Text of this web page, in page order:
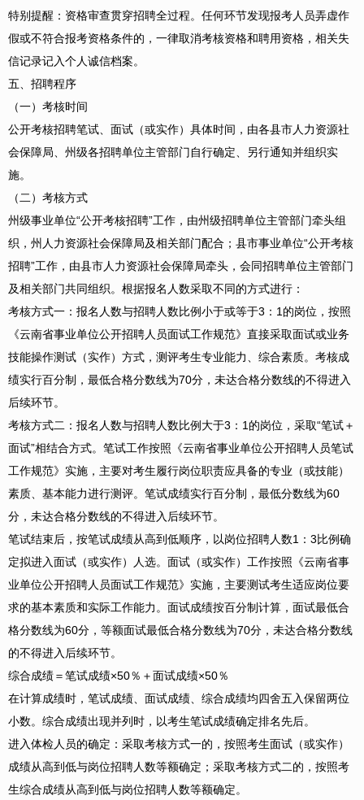
特别提醒：资格审查贯穿招聘全过程。任何环节发现报考人员弄虚作
假或不符合报考资格条件的，一律取消考核资格和聘用资格，相关失
信记录记入个人诚信档案。
五、招聘程序
（一）考核时间
公开考核招聘笔试、面试（或实作）具体时间，由各县市人力资源社
会保障局、州级各招聘单位主管部门自行确定、另行通知并组织实
施。
（二）考核方式
州级事业单位“公开考核招聘”工作，由州级招聘单位主管部门牵头组
织，州人力资源社会保障局及相关部门配合；县市事业单位“公开考核
招聘”工作，由县市人力资源社会保障局牵头，会同招聘单位主管部门
及相关部门共同组织。根据报名人数采取不同的方式进行：
考核方式一：报名人数与招聘人数比例小于或等于3：1的岗位，按照
《云南省事业单位公开招聘人员面试工作规范》直接采取面试或业务
技能操作测试（实作）方式，测评考生专业能力、综合素质。考核成
绩实行百分制，最低合格分数线为70分，未达合格分数线的不得进入
后续环节。
考核方式二：报名人数与招聘人数比例大于3：1的岗位，采取“笔试＋
面试”相结合方式。笔试工作按照《云南省事业单位公开招聘人员笔试
工作规范》实施，主要对考生履行岗位职责应具备的专业（或技能）
素质、基本能力进行测评。笔试成绩实行百分制，最低分数线为60
分，未达合格分数线的不得进入后续环节。
笔试结束后，按笔试成绩从高到低顺序，以岗位招聘人数1：3比例确
定拟进入面试（或实作）人选。面试（或实作）工作按照《云南省事
业单位公开招聘人员面试工作规范》实施，主要测试考生适应岗位要
求的基本素质和实际工作能力。面试成绩按百分制计算，面试最低合
格分数线为60分，等额面试最低合格分数线为70分，未达合格分数线
的不得进入后续环节。
综合成绩＝笔试成绩×50％＋面试成绩×50％
在计算成绩时，笔试成绩、面试成绩、综合成绩均四舍五入保留两位
小数。综合成绩出现并列时，以考生笔试成绩确定排名先后。
进入体检人员的确定：采取考核方式一的，按照考生面试（或实作）
成绩从高到低与岗位招聘人数等额确定；采取考核方式二的，按照考
生综合成绩从高到低与岗位招聘人数等额确定。